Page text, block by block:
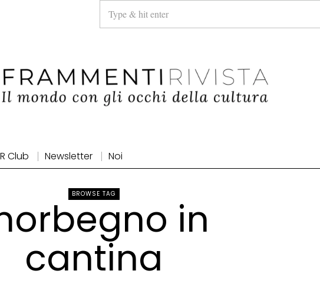
Club Newsletter Noi
BROWSE TAG
in
cantina